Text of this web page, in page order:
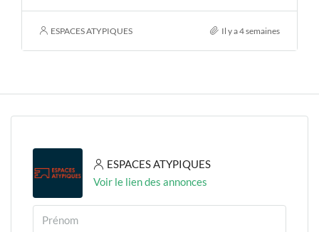
ESPACES ATYPIQUES Il y a 4 semaines
ESPACES ATYPIQUES
Voir le lien des annonces